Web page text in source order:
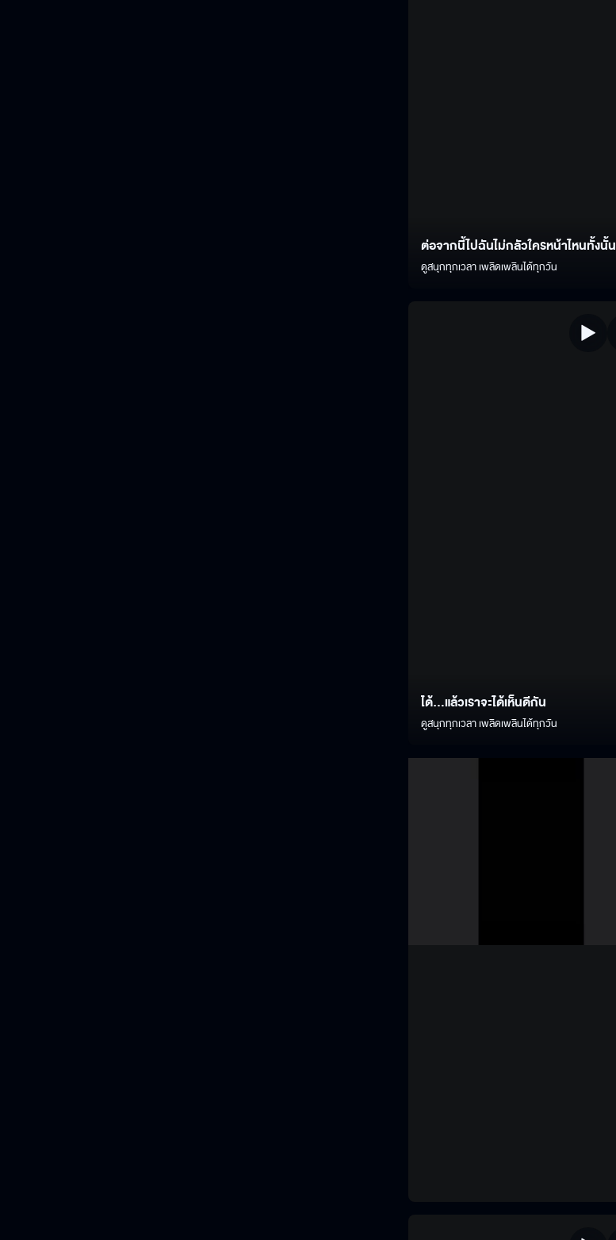
ต่อจากนี้ไปฉันไม่กลัวใครหน้าไหนทั้งนั้น
ดูสนุกทุกเวลา เพลิดเพลินได้ทุกวัน
ได้...แล้วเราจะได้เห็นดีกัน
ดูสนุกทุกเวลา เพลิดเพลินได้ทุกวัน